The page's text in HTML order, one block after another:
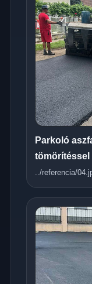
Parkoló
tömörítéssel
../referencia/